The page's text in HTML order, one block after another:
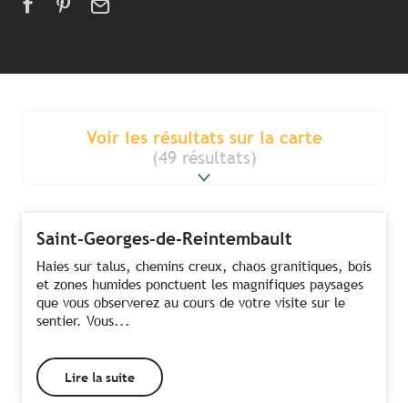
Voir les résultats sur la carte
(49 résultats)
Saint-Georges-de-Reintembault
Haies sur talus, chemins creux, chaos granitiques, bois
et zones humides ponctuent les magnifiques paysages
que vous observerez au cours de votre visite sur le
sentier. Vous...
Lire la suite